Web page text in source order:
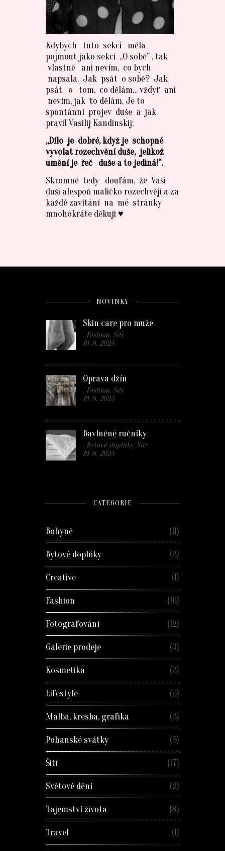
Kdybych tuto sekci měla
pojmout jako sekci „O sobě“ , tak
vlastně ani nevím, co bych
napsala. Jak psát o sobě? Jak
psát o tom, co dělám… vždyť ani
nevím, jak to dělám. Je to
spontánní projev duše a jak
pravil Vasilij Kandinskij:
„Dílo je dobré, když je schopné
vyvolat rozechvění duše, jelikož
umění je řeč duše a to jediná!“.
Skromně tedy doufám, že Vaši
duši alespoň maličko rozechvěji a za
každé zavítání na mé stránky
mnohokráte děkuji ♥
NOVINKY
Skin care pro muže
. Fashion, Šití
19. 8. 2025
Oprava džín
. Fashion, Šití
19. 8. 2025
Bavlněné ručníky
. Bytové doplňky, Šití
19. 8. 2025
CATEGORIE
Bohyně (11)
Bytové doplňky (3)
Creative (1)
Fashion (16)
Fotografování (12)
Galerie prodeje (4)
Kosmetika (3)
Lifestyle (5)
Malba, kresba, grafika (3)
Pohanské svátky (5)
Šití (17)
Světové dění (2)
Tajemství života (8)
Travel (1)